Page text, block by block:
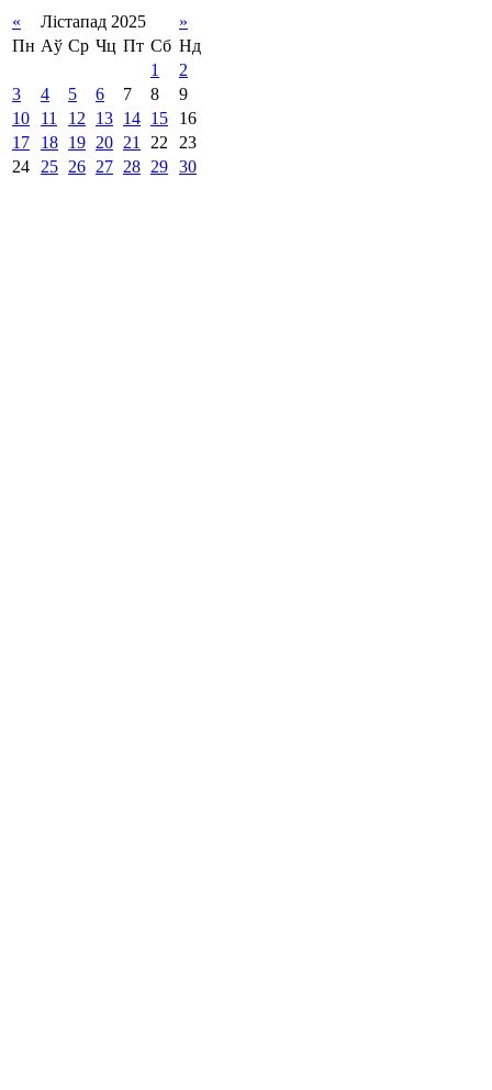
« Лістапад 2025
»
Пн Аў Ср Чц Пт Сб Нд
1
2
3
4 5 6 7 8
9
10
11 12 13 14 15
16
17
18 19 20 21 22
23
24
25 26 27 28 29 30